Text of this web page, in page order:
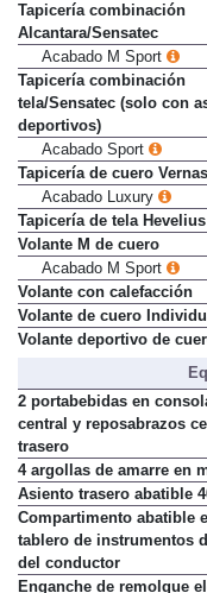
Acabado Luxury
Tapicería combinación
Alcantara/Sensatec
Acabado M Sport
Tapicería combinación
tela/Sensatec (solo con
deportivos)
Acabado Sport
Tapicería de cuero
Acabado Luxury
Tapicería de tela Hevelius
Volante M de cuero
Acabado M Sport
Volante con calefacción
Volante de cuero
2 portabebidas en
central y reposabrazos
trasero
4 argollas de amarre en
Asiento trasero abatible
Compartimento abatible
tablero de instrumentos
del conductor